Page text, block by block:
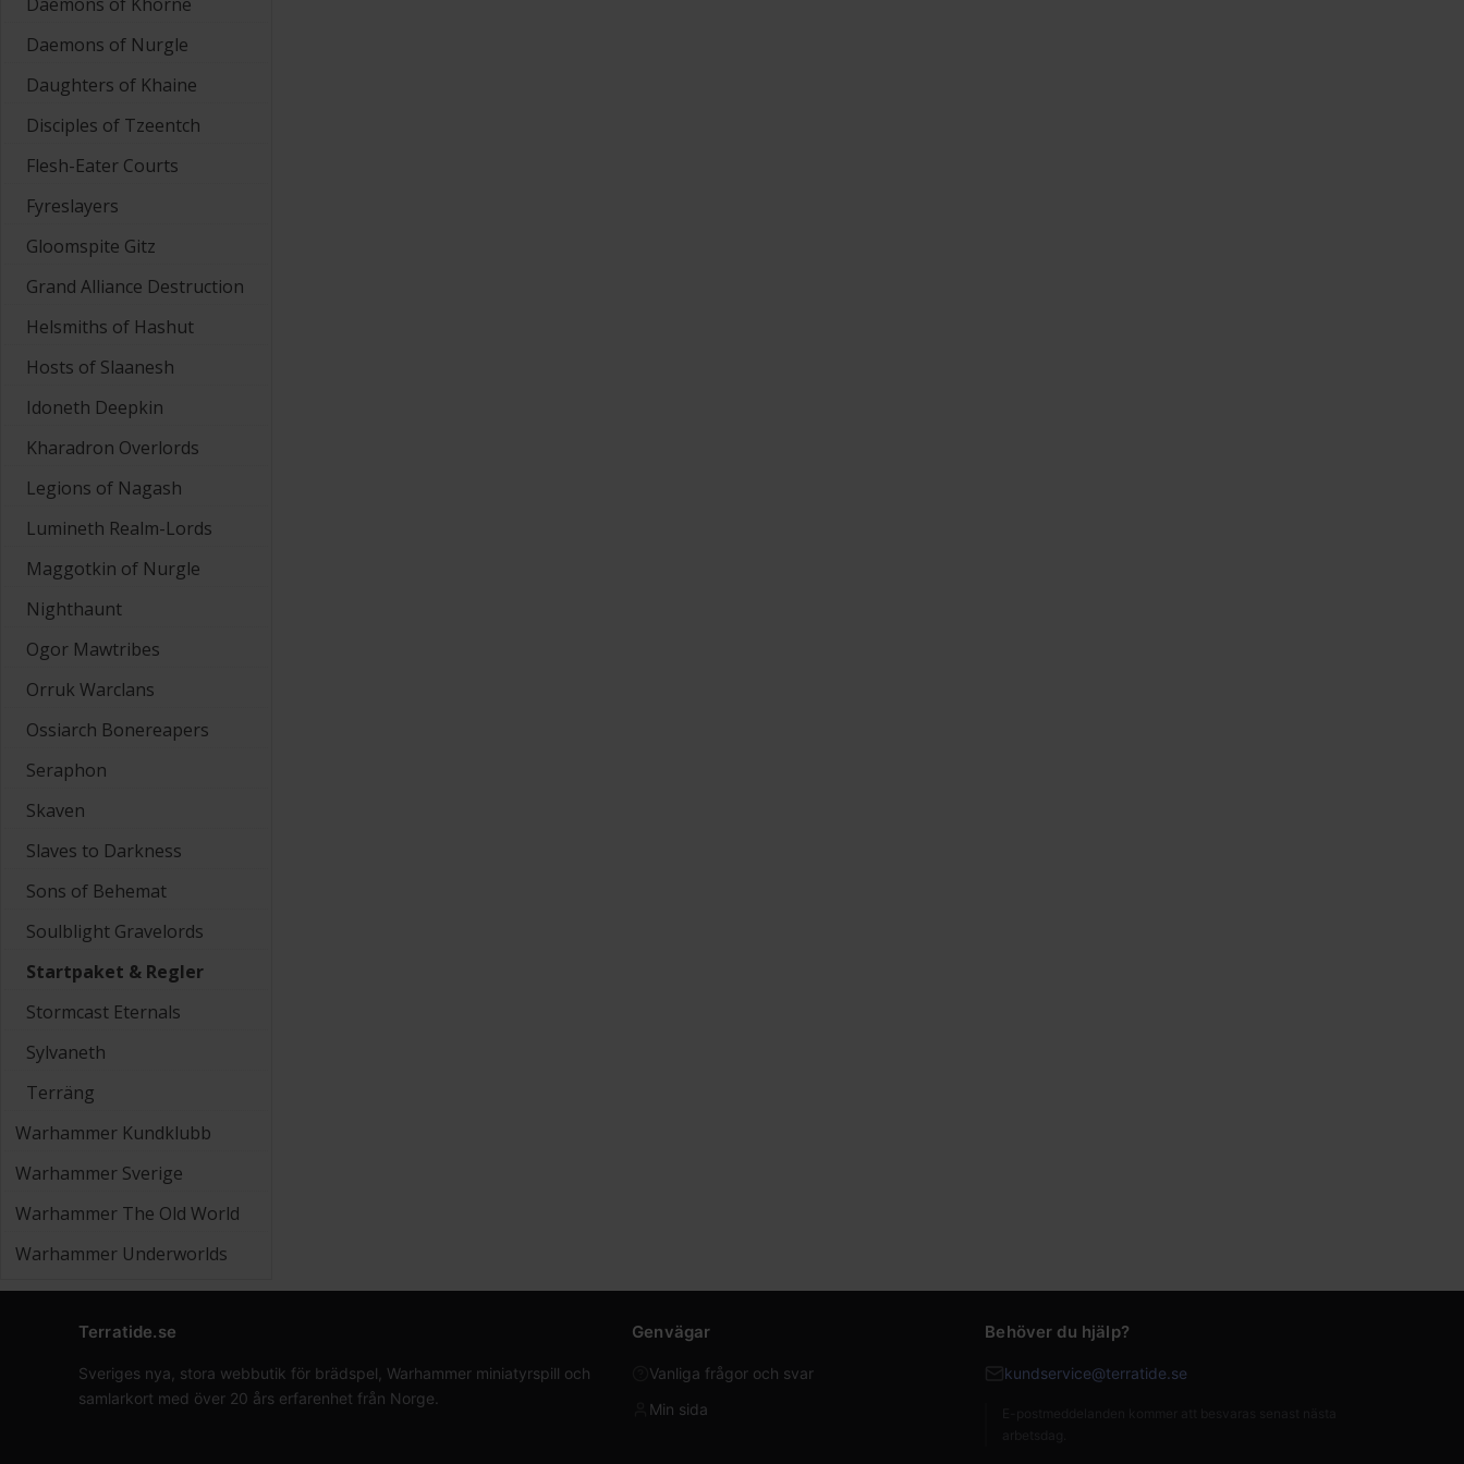
Daemons of Nurgle
Daughters of Khaine
Disciples of Tzeentch
Flesh-Eater Courts
Fyreslayers
Gloomspite Gitz
Grand Alliance Destruction
Helsmiths of Hashut
Hosts of Slaanesh
Idoneth Deepkin
Kharadron Overlords
Legions of Nagash
Lumineth Realm-Lords
Maggotkin of Nurgle
Nighthaunt
Ogor Mawtribes
Orruk Warclans
Ossiarch Bonereapers
Seraphon
Skaven
Slaves to Darkness
Sons of Behemat
Soulblight Gravelords
Startpaket & Regler
Stormcast Eternals
Sylvaneth
Terräng
Warhammer Kundklubb
Warhammer Sverige
Warhammer The Old World
Warhammer Underworlds
Terratide.se
Sveriges nya, stora webbutik för brädspel, Warhammer miniatyrspill och
samlarkort med över 20 års erfarenhet från Norge.
Genvägar
Vanliga frågor och svar
Min sida
Behöver du hjälp?
kundservice@terratide.se